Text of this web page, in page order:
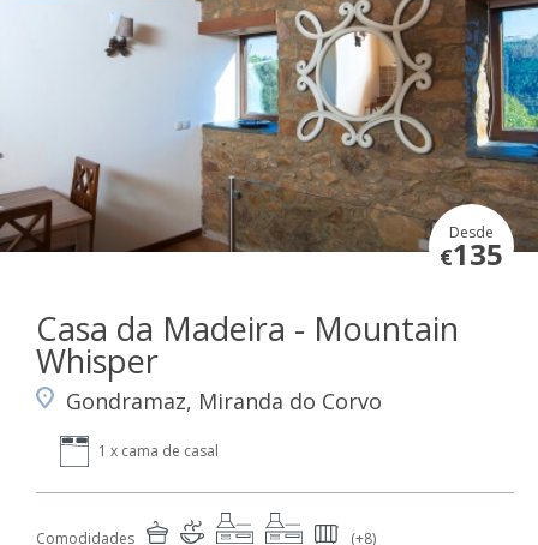
Desde
€135
Casa da Madeira - Mountain
Whisper
Gondramaz, Miranda do Corvo
1 x cama de casal
Comodidades (+8)